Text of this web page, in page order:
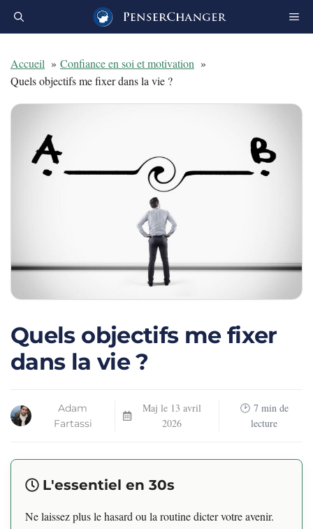
Accueil
Confiance en soi et motivation
Quels objectifs me fixer dans la vie ?
Quels objectifs me fixer
dans la vie ?
Adam
Fartassi
Maj le 13 avril
2026
7 min de
lecture
L'essentiel en 30s
Ne laissez plus le hasard ou la routine dicter votre avenir.